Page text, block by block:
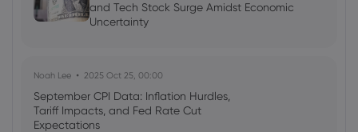
and Tech Stock Surge Amidst Economic
Uncertainty
Noah Lee 2025 Oct 25, 00:00
September CPI Data: Inflation Hurdles,
Tariff Impacts, and Fed Rate Cut
Expectations